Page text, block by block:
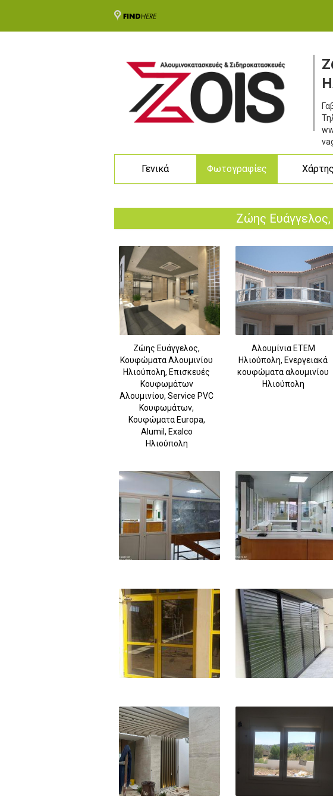
Γενικά Φωτογραφίες Χάρτης
Ζώης Ευάγγελος,
Ζώης Ευάγγελος,
Κουφώματα Αλουμινίου
Ηλιούπολη, Επισκευές
Κουφωμάτων
Αλουμινίου, Service PVC
Κουφωμάτων,
Κουφώματα Europa,
Alumil, Exalco
Ηλιούπολη
Αλουμίνια ETEM
Ηλιούπολη, Ενεργειακά
κουφώματα αλουμινίου
Ηλιούπολη